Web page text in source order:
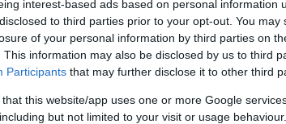
interest-based ads based on personal information
to third parties prior to your opt-out. You
of your personal information by third parties on
This information may also be disclosed by us to third
Participants that may further disclose it to other third
that this website/app uses one or more Google
but not limited to your visit or usage